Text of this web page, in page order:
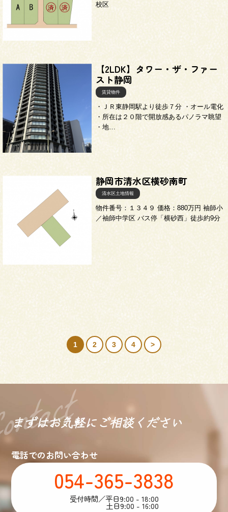
校区
【2LDK】タワー・ザ・ファー
スト静岡
賃貸物件
・ＪＲ東静岡駅より徒歩７分 ・オール電化
・所在は２０階で開放感あるパノラマ眺望
・地…
静岡市清水区横砂南町
清水区土地情報
物件番号：１３４９ 価格：880万円 袖師小
／袖師中学区 バス停「横砂西」徒歩約9分
1 2 3 4 >
まずはお気軽にご相談ください
電話でのお問い合わせ
054-365-3838
受付時間／平日9:00 - 18:00
土日9:00 - 16:00